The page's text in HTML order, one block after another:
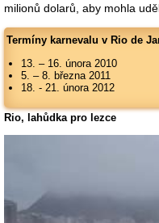
milionů dolarů, aby mohla
Termíny karnevalu v Rio de
13. – 16. února 2010
5. – 8. března 2011
18. - 21. února 2012
Rio, lahůdka pro lezce